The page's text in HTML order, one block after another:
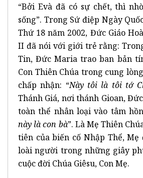
“Bởi Evà đã có sự chết, thì
sống”. Trong Sứ điệp Ngày
Thứ 18 năm 2002, Đức Giáo
II đã nói với giới trẻ rằng:
Tin, Đức Maria trao ban bản
Con Thiên Chúa trong cung
chấp nhận: “Này tôi là tôi tớ
Thánh Giá, nơi thánh Gioan,
toàn thể nhân loại vào tâm
này là con bà”. Là Mẹ Thiên
tiên của biến cố Nhập Thể,
loài người trong những giây
cuộc đời Chúa Giêsu, Con Mẹ.